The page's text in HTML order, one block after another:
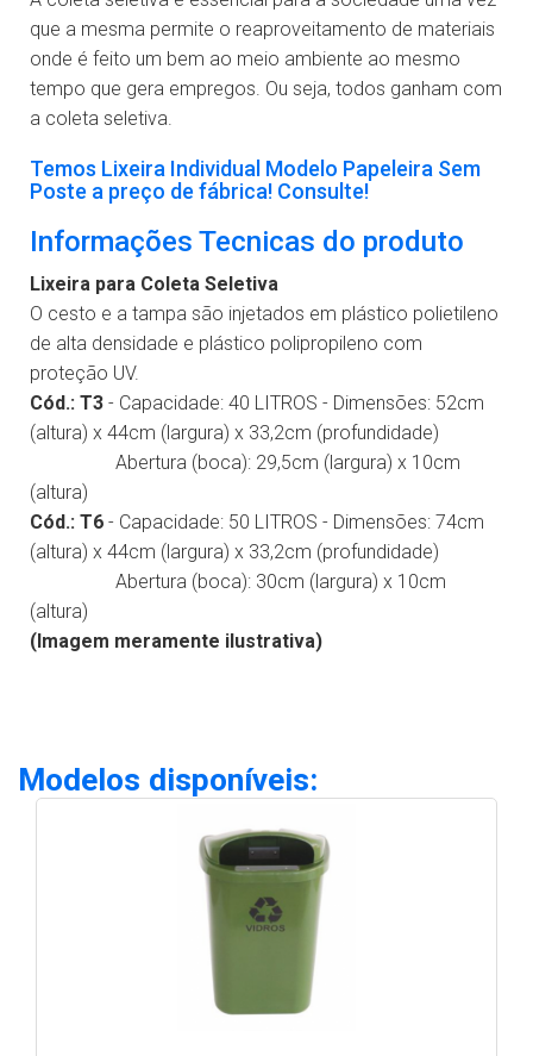
que a mesma permite o reaproveitamento de materiais
onde é feito um bem ao meio ambiente ao mesmo
tempo que gera empregos. Ou seja, todos ganham com
a coleta seletiva.
Temos Lixeira Individual Modelo Papeleira Sem
Poste a preço de fábrica! Consulte!
Informações Tecnicas do produto
Lixeira para Coleta Seletiva
O cesto e a tampa são injetados em plástico polietileno
de alta densidade e plástico polipropileno com
proteção UV.
Cód.: T3 - Capacidade: 40 LITROS - Dimensões: 52cm
(altura) x 44cm (largura) x 33,2cm (profundidade)
Abertura (boca): 29,5cm (largura) x 10cm
(altura)
Cód.: T6 - Capacidade: 50 LITROS - Dimensões: 74cm
(altura) x 44cm (largura) x 33,2cm (profundidade)
Abertura (boca): 30cm (largura) x 10cm
(altura)
(Imagem meramente ilustrativa)
Modelos disponíveis: